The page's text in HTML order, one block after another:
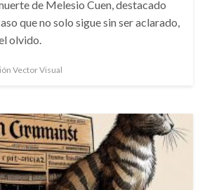
de Melesio Cuen, destacado
que no solo sigue sin ser aclarado,
olvido.
Vector Visual